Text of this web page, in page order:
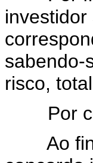
sabendo-
risco,
Por
Ao